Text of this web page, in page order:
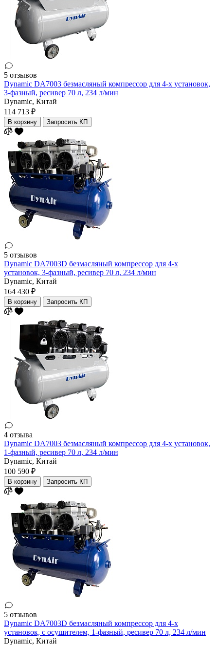
5 отзывов
Dynamic DA7003 безмасляный компрессор для 4-х установок,
3-фазный, ресивер 70 л, 234 л/мин
Dynamic, Китай
114 713 ₽
В корзину Запросить КП
5 отзывов
Dynamic DA7003D безмасляный компрессор для 4-х
установок, 3-фазный, ресивер 70 л, 234 л/мин
Dynamic, Китай
164 430 ₽
В корзину Запросить КП
4 отзыва
Dynamic DA7003 безмасляный компрессор для 4-х установок,
1-фазный, ресивер 70 л, 234 л/мин
Dynamic, Китай
100 590 ₽
В корзину Запросить КП
5 отзывов
Dynamic DA7003D безмасляный компрессор для 4-х
установок, с осушителем, 1-фазный, ресивер 70 л, 234 л/мин
Dynamic, Китай